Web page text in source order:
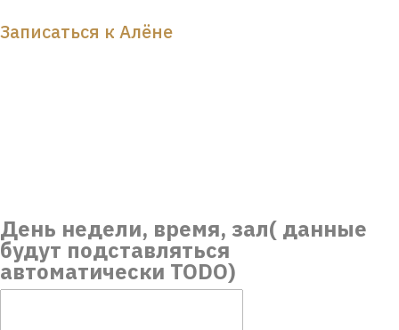
Записаться к Алёне
День недели, время, зал( данные
будут подставляться
автоматически TODO)